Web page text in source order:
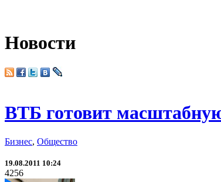
Новости
ВТБ готовит
Бизнес, Общество
19.08.2011 10:24
4256